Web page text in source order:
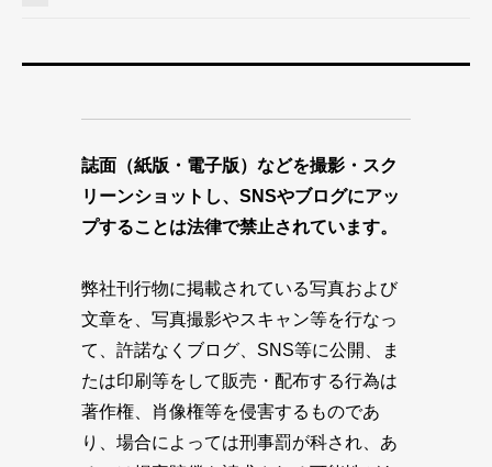
誌面（紙版・電子版）などを撮影・スク
リーンショットし、SNSやブログにアッ
プすることは法律で禁止されています。
弊社刊行物に掲載されている写真および
文章を、写真撮影やスキャン等を行なっ
て、許諾なくブログ、SNS等に公開、ま
たは印刷等をして販売・配布する行為は
著作権、肖像権等を侵害するものであ
り、場合によっては刑事罰が科され、あ